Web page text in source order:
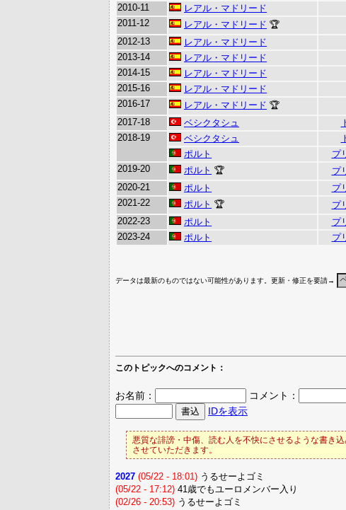
2010-11
レアル・マドリード
2011-12
レアル・マドリード 🏆
2012-13
レアル・マドリード
2013-14
レアル・マドリード
2014-15
レアル・マドリード
2015-16
レアル・マドリード
2016-17
レアル・マドリード 🏆
2017-18
ベシクタシュ
2018-19
ベシクタシュ
ポルト
プ
2019-20
ポルト 🏆 プ
2020-21
ポルト プ
2021-22
ポルト 🏆 プ
2022-23
ポルト プ
2023-24
ポルト プ
データは最新のものではない可能性があります。更新・修正を要請→
このトピックへのコメント：
お名前： コメント：
IDを表示
悪質な誹謗・中傷、読む人を不快にさせるような書き
させていただきます。
2027 (05/22 - 18:01) うるせーよゴミ
(05/22 - 17:12) 41歳でもユーロメンバー入り
(02/26 - 20:53) うるせーよゴミ